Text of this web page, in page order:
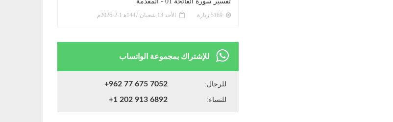
الأحد 13 شعبان 1447ﻫ 1-2-2026م
للإشتراك بمجموعة الواتساب
للرجال: +962 77 675 7052
للنساء: +1 202 913 6892